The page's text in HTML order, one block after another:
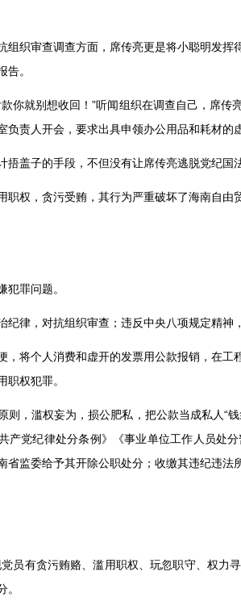
组织审查调查方面，席传亮更是将小聪明发
。
你就别想收回！”听闻组织在调查自己，席传
责人开会，要求出具申领办公用品和耗材的
盖子的手段，不但没有让席传亮逃脱党纪国
职权，贪污受贿，其行为严重破坏了海南自
罪问题。
律，对抗组织审查；违反中央八项规定精
，将个人消费和虚开的发票用公款报销，在
权犯罪。
则，滥权妄为，损公肥私，把公款当成私人“
产党纪律处分条例》《事业单位工作人员处
监委给予其开除公职处分；收缴其违纪违
员有贪污贿赂、滥用职权、玩忽职守、权